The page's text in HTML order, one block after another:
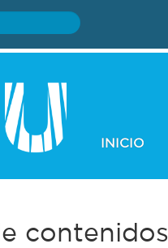
INICIO
contenidos